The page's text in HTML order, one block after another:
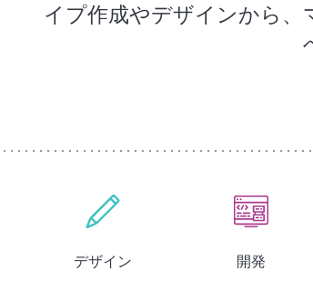
イプ作成やデザインから
デザイン 開発